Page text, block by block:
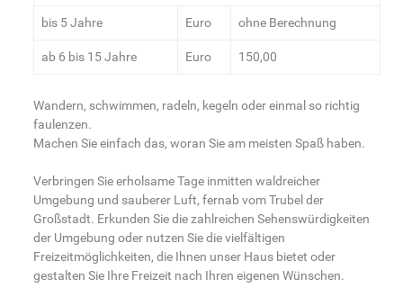
bis 5 Jahre Euro ohne Berechnung
ab 6 bis 15 Jahre Euro 150,00
Wandern, schwimmen, radeln, kegeln oder einmal so richtig
faulenzen.
Machen Sie einfach das, woran Sie am meisten Spaß haben.
Verbringen Sie erholsame Tage inmitten waldreicher
Umgebung und sauberer Luft, fernab vom Trubel der
Großstadt. Erkunden Sie die zahlreichen Sehenswürdigkeiten
der Umgebung oder nutzen Sie die vielfältigen
Freizeitmöglichkeiten, die Ihnen unser Haus bietet oder
gestalten Sie Ihre Freizeit nach Ihren eigenen Wünschen.